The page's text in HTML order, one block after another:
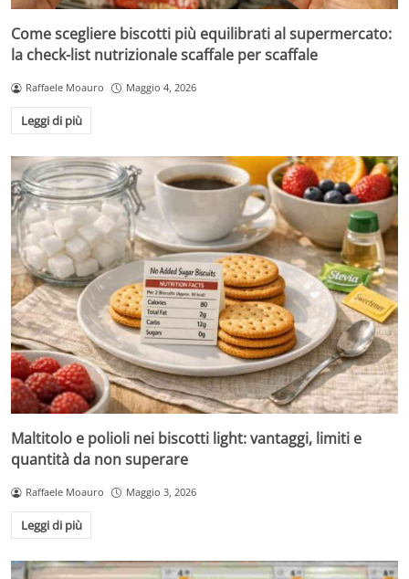
Come scegliere biscotti più equilibrati al supermercato:
la check-list nutrizionale scaffale per scaffale
Raffaele Moauro Maggio 4, 2026
Leggi di più
Maltitolo e polioli nei biscotti light: vantaggi, limiti e
quantità da non superare
Raffaele Moauro Maggio 3, 2026
Leggi di più